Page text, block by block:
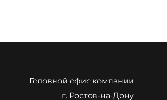
Головной офис компании
г. Ростов-на-Дону